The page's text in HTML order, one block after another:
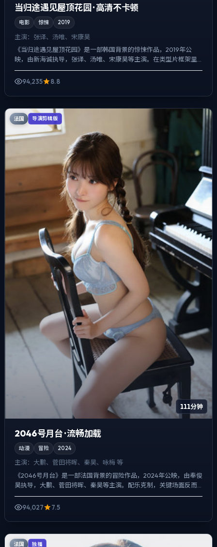
当归途遇见屋顶花园 · 高清不卡顿
电影 惊悚 2019
主演： 张译、汤唯、宋康昊
《当归途遇见屋顶花园》是一部韩国背景的惊悚作品，2019年公
映，由新海诚执导，张译、汤唯、宋康昊等主演。在类型片框架里
埋入作者式旁白与留白，爱情线并不喧宾夺主，却成为推动主角行...
94,235
8.8
法国 导演剪辑版
111分钟
2046号月台 · 流畅加载
动漫 冒险 2024
主演： 大鹏、菅田将晖、秦昊、咏梅 等
《2046号月台》是一部法国背景的冒险作品，2024年公映，由奉俊
昊执导，大鹏、菅田将晖、秦昊等主演。配乐克制，关键场面反而
以环境声托情绪，动作戏服务于叙事节点，每场打斗都改变...
94,027
7.5
法国 独播